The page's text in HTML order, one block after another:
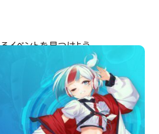
イベントを見つけよう
分野から探す